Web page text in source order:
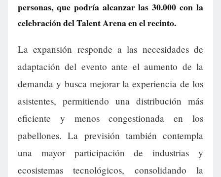
personas, que podría alcanzar las 30.000 con la
celebración del Talent Arena en el recinto.
La expansión responde a las necesidades de
adaptación del evento ante el aumento de la
demanda y busca mejorar la experiencia de los
asistentes, permitiendo una distribución más
eficiente y menos congestionada en los
pabellones. La previsión también contempla
una mayor participación de industrias y
ecosistemas tecnológicos, consolidando la